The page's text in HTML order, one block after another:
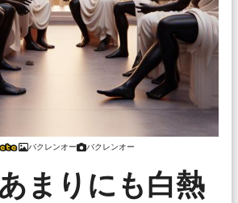
バクレンオー バクレンオー
まりにも白熱